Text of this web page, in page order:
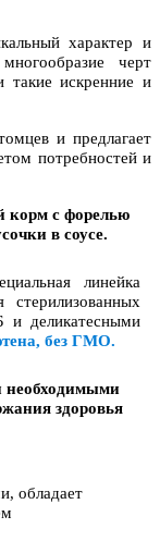
характер и
черт
искренние и
и предлагает
потребностей и
с форелью
в соусе.
линейка
деликатесными
без ГМО.
необходимыми
здоровья
обладает